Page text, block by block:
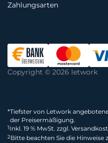
Zahlungsarten
Copyright © 2026 letwork
*Tiefster von Letwork
der Preisermäßigung.
1Inkl. 19 % MwSt. zzgl.
2Bitte beachten Sie die Hinweise